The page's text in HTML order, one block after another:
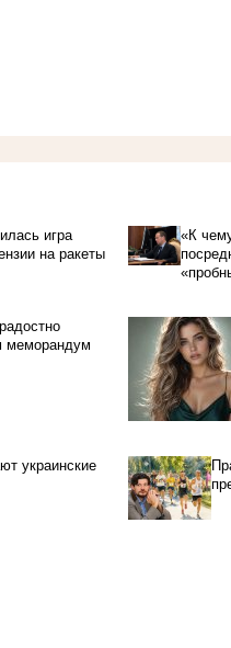
игра
на ракеты
«К
меморандум
украинские